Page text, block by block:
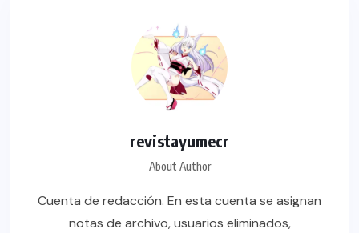
revistayumecr
About Author
Cuenta de redacción. En esta cuenta se asignan
notas de archivo, usuarios eliminados,